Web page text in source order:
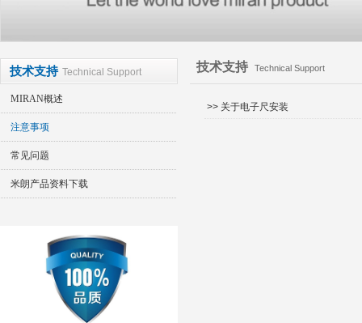
磁致伸缩位移传感器系列产品全面升级 2024-7-26
米朗科技参加第三十六届上海雅式国际橡塑展 2024-5-20
技术支持 Technical Support
MIRAN概述
注意事项
常见问题
米朗产品资料下载
技术支持 Technical Support
>> 关于电子尺安装